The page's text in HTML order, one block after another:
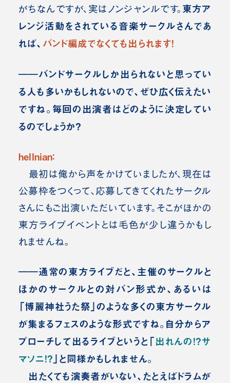
がちなんですが、実はノンジャンルです。 東方ア
レンジ活動をされている音楽サークルさんであ
れば、 バンド編成でなくても出られます！
――バンドサークルしか出られないと思ってい
る人も多いかもしれないので、ぜひ広く伝えたい
ですね。毎回の出演者はどのように決定してい
るのでしょうか？
hellnian：
最初は俺から声をかけていましたが、現在は
公募枠をつくって、応募してきてくれたサークル
さんにもご出演いただいています。そこがほかの
東方ライブイベントとは毛色が少し違うかもし
れませんね。
――通常の東方ライブだと、主催のサークルと
ほかのサークルとの対バン形式か、あるいは
「博麗神社うた祭」のような多くの東方サークル
が集まるフェスのような形式ですね。自分からア
プローチして出るライブというと「出れんの！？サ
マソニ！？ 」と同様かもしれません。
出たくても演奏者がいない、たとえばドラムが